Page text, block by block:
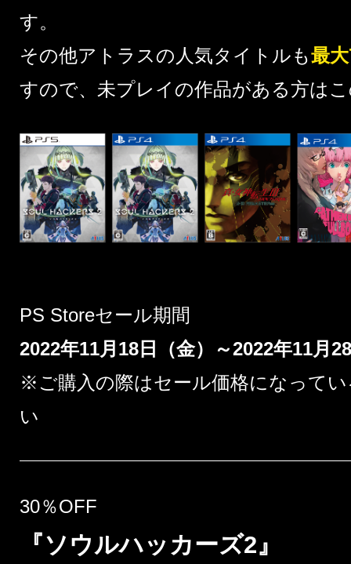
す。
その他アトラスの人気タイトルも最
すので、未プレイの作品がある方は
PS Storeセール期間
2022年11月18日（金）～2022年11月
※ご購入の際はセール価格になって
い
30％OFF
『ソウルハッカーズ2』